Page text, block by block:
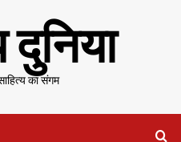
दुनिया
का संगम